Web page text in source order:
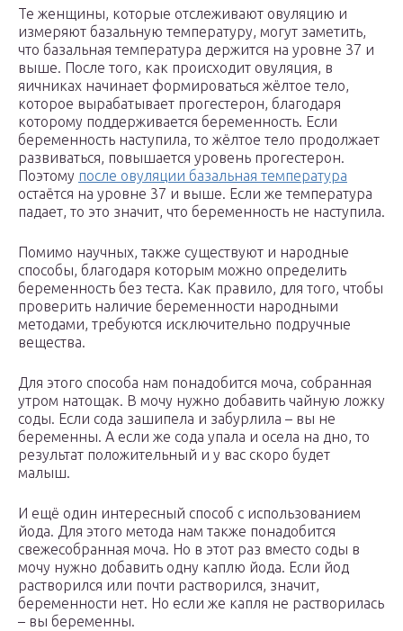
Те женщины, которые отслеживают овуляцию и
измеряют базальную температуру, могут заметить,
что базальная температура держится на уровне 37 и
выше. После того, как происходит овуляция, в
яичниках начинает формироваться жёлтое тело,
которое вырабатывает прогестерон, благодаря
которому поддерживается беременность. Если
беременность наступила, то жёлтое тело продолжает
развиваться, повышается уровень прогестерон.
Поэтому после овуляции базальная температура
остаётся на уровне 37 и выше. Если же температура
падает, то это значит, что беременность не наступила.
Помимо научных, также существуют и народные
способы, благодаря которым можно определить
беременность без теста. Как правило, для того, чтобы
проверить наличие беременности народными
методами, требуются исключительно подручные
вещества.
Для этого способа нам понадобится моча, собранная
утром натощак. В мочу нужно добавить чайную ложку
соды. Если сода зашипела и забурлила – вы не
беременны. А если же сода упала и осела на дно, то
результат положительный и у вас скоро будет
малыш.
И ещё один интересный способ с использованием
йода. Для этого метода нам также понадобится
свежесобранная моча. Но в этот раз вместо соды в
мочу нужно добавить одну каплю йода. Если йод
растворился или почти растворился, значит,
беременности нет. Но если же капля не растворилась
– вы беременны.